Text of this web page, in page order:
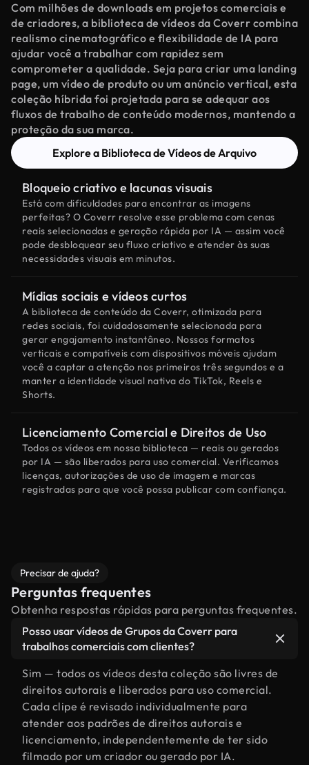
Com milhões de downloads em projetos comerciais e
de criadores, a biblioteca de vídeos da Coverr combina
realismo cinematográfico e flexibilidade de IA para
ajudar você a trabalhar com rapidez sem
comprometer a qualidade. Seja para criar uma landing
page, um vídeo de produto ou um anúncio vertical, esta
coleção híbrida foi projetada para se adequar aos
fluxos de trabalho de conteúdo modernos, mantendo a
proteção da sua marca.
Explore a Biblioteca de Vídeos de Arquivo
Bloqueio criativo e lacunas visuais
Está com dificuldades para encontrar as imagens
perfeitas? O Coverr resolve esse problema com cenas
reais selecionadas e geração rápida por IA — assim você
pode desbloquear seu fluxo criativo e atender às suas
necessidades visuais em minutos.
Mídias sociais e vídeos curtos
A biblioteca de conteúdo da Coverr, otimizada para
redes sociais, foi cuidadosamente selecionada para
gerar engajamento instantâneo. Nossos formatos
verticais e compatíveis com dispositivos móveis ajudam
você a captar a atenção nos primeiros três segundos e a
manter a identidade visual nativa do TikTok, Reels e
Shorts.
Licenciamento Comercial e Direitos de Uso
Todos os vídeos em nossa biblioteca — reais ou gerados
por IA — são liberados para uso comercial. Verificamos
licenças, autorizações de uso de imagem e marcas
registradas para que você possa publicar com confiança.
Precisar de ajuda?
Perguntas frequentes
Obtenha respostas rápidas para perguntas frequentes.
Posso usar vídeos de Grupos da Coverr para
trabalhos comerciais com clientes?
Sim — todos os vídeos desta coleção são livres de
direitos autorais e liberados para uso comercial.
Cada clipe é revisado individualmente para
atender aos padrões de direitos autorais e
licenciamento, independentemente de ter sido
filmado por um criador ou gerado por IA.